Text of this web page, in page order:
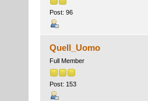
Post: 96
Quell_Uomo
Full Member
Post: 153